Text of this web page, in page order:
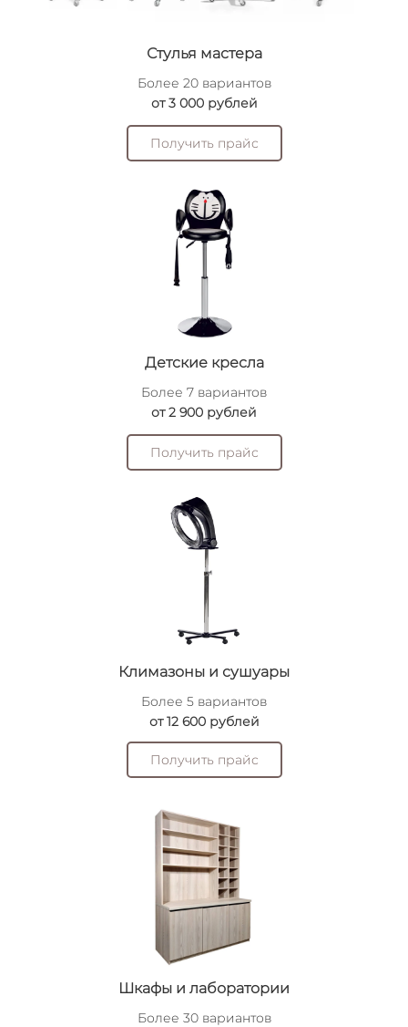
Стулья мастера
Более 20 вариантов
от 3 000 рублей
Получить прайс
Детские кресла
Более 7 вариантов
от 2 900 рублей
Получить прайс
Климазоны и сушуары
Более 5 вариантов
от 12 600 рублей
Получить прайс
Шкафы и лаборатории
Более 30 вариантов